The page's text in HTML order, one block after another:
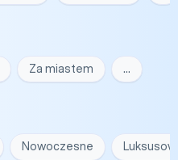
Za miastem …
Nowoczesne